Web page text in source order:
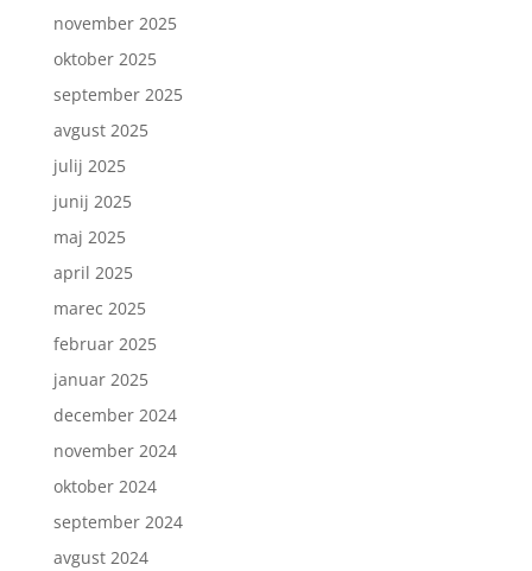
november 2025
oktober 2025
september 2025
avgust 2025
julij 2025
junij 2025
maj 2025
april 2025
marec 2025
februar 2025
januar 2025
december 2024
november 2024
oktober 2024
september 2024
avgust 2024